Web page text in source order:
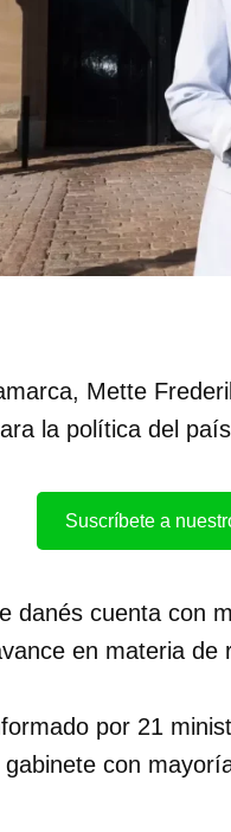
Mette
la política del
Suscríbete a
danés cuenta con
en materia de
por 21
con